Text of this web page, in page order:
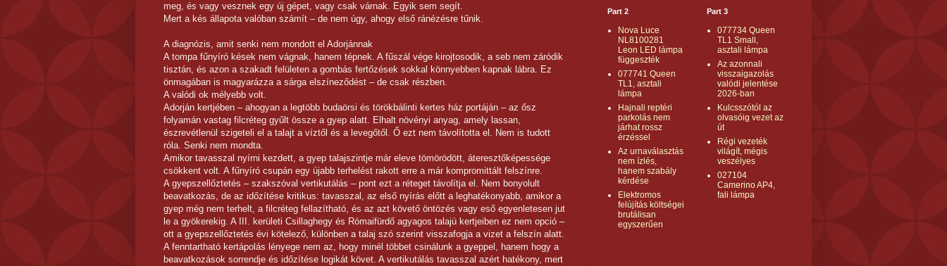
meg, és vagy vesznek egy új gépet, vagy csak várnak. Egyik sem segít.
Mert a kés állapota valóban számít – de nem úgy, ahogy első ránézésre tűnik.
A diagnózis, amit senki nem mondott el Adorjánnak
A tompa fűnyíró kések nem vágnak, hanem tépnek. A fűszál vége kirojtosodik, a seb nem záródik
tisztán, és azon a szakadt felületen a gombás fertőzések sokkal könnyebben kapnak lábra. Ez
önmagában is magyarázza a sárga elszíneződést – de csak részben.
A valódi ok mélyebb volt.
Adorján kertjében – ahogyan a legtöbb budaörsi és törökbálinti kertes ház portáján – az ősz
folyamán vastag filcréteg gyűlt össze a gyep alatt. Elhalt növényi anyag, amely lassan,
észrevétlenül szigeteli el a talajt a víztől és a levegőtől. Ő ezt nem távolította el. Nem is tudott
róla. Senki nem mondta.
Amikor tavasszal nyírni kezdett, a gyep talajszintje már eleve tömörödött, áteresztőképessége
csökkent volt. A fűnyíró csupán egy újabb terhelést rakott erre a már kompromittált felszínre.
A gyepszellőztetés – szakszóval vertikutálás – pont ezt a réteget távolítja el. Nem bonyolult
beavatkozás, de az időzítése kritikus: tavasszal, az első nyírás előtt a leghatékonyabb, amikor a
gyep még nem terhelt, a filcréteg fellazítható, és az azt követő öntözés vagy eső egyenletesen jut
le a gyökerekig. A III. kerületi Csillaghegy és Rómaifürdő agyagos talajú kertjeiben ez nem opció –
ott a gyepszellőztetés évi kötelező, különben a talaj szó szerint visszafogja a vizet a felszín alatt.
A fenntartható kertápolás lényege nem az, hogy minél többet csinálunk a gyeppel, hanem hogy a
beavatkozások sorrendje és időzítése logikát követ. A vertikutálás tavasszal azért hatékony, mert
Part 2
Nova Luce
NL8100281
Leon LED lámpa
függeszték
077741 Queen
TL1, asztali
lámpa
Hajnali reptéri
parkolás nem
járhat rossz
érzéssel
Az urnaválasztás
nem ízlés,
hanem szabály
kérdése
Elektromos
felújítás költségei
brutálisan
egyszerűen
Part 3
077734 Queen
TL1 Small,
asztali lámpa
Az azonnali
visszaigazolás
valódi jelentése
2026-ban
Kulcsszótól az
olvasóig vezet az
út
Régi vezeték
világít, mégis
veszélyes
027104
Camerino AP4,
fali lámpa